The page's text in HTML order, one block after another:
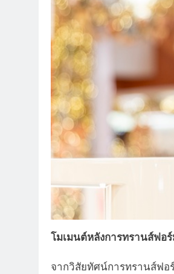
โมเมนต์หลังการทรานส์ฟอ
จากวิสัยทัศน์การทรานส์ฟอ